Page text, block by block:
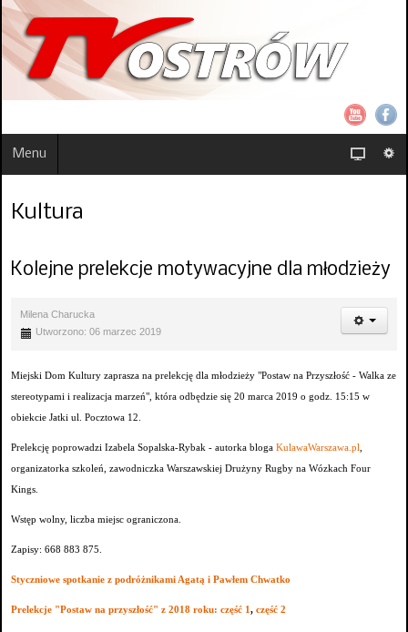
Menu
Kultura
Kolejne prelekcje motywacyjne dla młodzieży
Milena Charucka
Utworzono: 06 marzec 2019
Miejski Dom Kultury zaprasza na prelekcję dla młodzieży "Postaw na Przyszłość - Walka ze
stereotypami i realizacja marzeń", która odbędzie się 20 marca 2019 o godz. 15:15 w
obiekcie Jatki ul. Pocztowa 12.
Prelekcję poprowadzi Izabela Sopalska-Rybak - autorka bloga KulawaWarszawa.pl,
organizatorka szkoleń, zawodniczka Warszawskiej Drużyny Rugby na Wózkach Four
Kings.
Wstęp wolny, liczba miejsc ograniczona.
Zapisy: 668 883 875.
Styczniowe spotkanie z podróżnikami Agatą i Pawłem Chwatko
Prelekcje "Postaw na przyszłość" z 2018 roku: część 1, część 2